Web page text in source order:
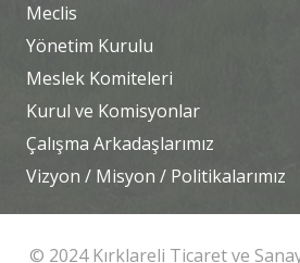
Meclis
Yönetim Kurulu
Meslek Komiteleri
Kurul ve Komisyonlar
Çalışma Arkadaşlarımız
Vizyon / Misyon / Politikalarımız
© 2024 Kırklareli Ticaret ve